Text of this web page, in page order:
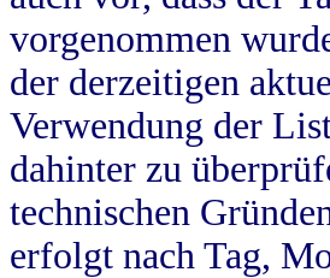
vorgenommen
der derzeitigen
Verwendung der
dahinter zu
technischen
erfolgt nach Tag,